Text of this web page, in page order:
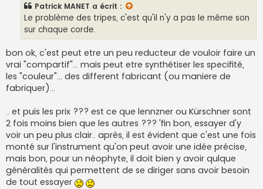
Patrick MANET a écrit :
Le problème des tripes, c'est qu'il n'y a pas le même son
sur chaque corde.
bon ok, c'est peut etre un peu reducteur de vouloir faire un
vrai "compartif"... mais peut etre synthétiser les specifité,
les "couleur"... des different fabricant (ou maniere de
fabriquer)...
.. et puis les prix ??? est ce que lennzner ou Kürschner sont
2 fois moins bien que les autres ??? 'fin bon, essayer d'y
voir un peu plus clair.. après, il est évident que c'est une fois
monté sur l'instrument qu'on peut avoir une idée précise,
mais bon, pour un néophyte, il doit bien y avoir qulque
généralités qui permettent de se diriger sans avoir besoin
de tout essayer